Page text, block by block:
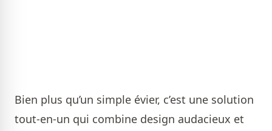
Bien plus qu’un simple évier, c’est une solution
tout-en-un qui combine design audacieux et